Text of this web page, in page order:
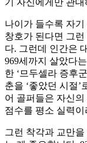
기 자신에게만 관
나이가 들수록 자
창호가 된다면 그
다. 그런데 인간은
969세까지 살았다
한 ‘므두셀라 증후
춘을 ‘좋았던 시절
어 골퍼들은 자신
점수를 평소 실력
그런 착각과 교만